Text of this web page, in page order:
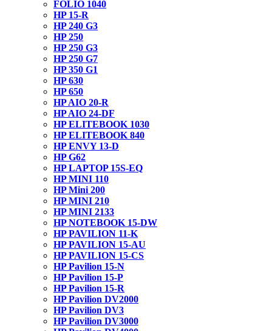
FOLIO 1040
HP 15-R
HP 240 G3
HP 250
HP 250 G3
HP 250 G7
HP 350 G1
HP 630
HP 650
HP AIO 20-R
HP AIO 24-DF
HP ELITEBOOK 1030
HP ELITEBOOK 840
HP ENVY 13-D
HP G62
HP LAPTOP 15S-EQ
HP MINI 110
HP Mini 200
HP MINI 210
HP MINI 2133
HP NOTEBOOK 15-DW
HP PAVILION 11-K
HP PAVILION 15-AU
HP PAVILION 15-CS
HP Pavilion 15-N
HP Pavilion 15-P
HP Pavilion 15-R
HP Pavilion DV2000
HP Pavilion DV3
HP Pavilion DV3000